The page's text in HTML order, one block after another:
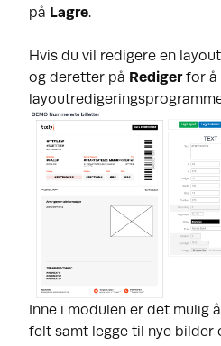
på Lagre.
Hvis du vil redigere en
og deretter på Redigerfor å
Inne i modulen er det mulig
felt samt legge til nye bilder